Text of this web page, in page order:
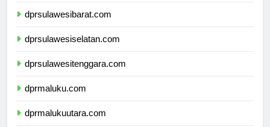
dprsulawesibarat.com
dprsulawesiselatan.com
dprsulawesitenggara.com
dprmaluku.com
dprmalukuutara.com